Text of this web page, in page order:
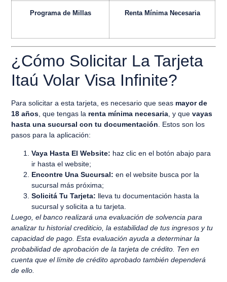
Programa de Millas Renta Mínima Necesaria
¿Cómo Solicitar La Tarjeta
Itaú Volar Visa Infinite?
Para solicitar a esta tarjeta, es necesario que seas mayor de
18 años , que tengas la renta mínima necesaria , y quevayas
hasta una sucursal con tu documentación . Estos son los
pasos para la aplicación:
Vaya Hasta El Website: haz clic en el botón abajo para
ir hasta el website;
Encontre Una Sucursal: en el website busca por la
sucursal más próxima;
Solicitá Tu Tarjeta: lleva tu documentación hasta la
sucursal y solicita a tu tarjeta.
Luego, el banco realizará una evaluación de solvencia para
analizar tu historial crediticio, la estabilidad de tus ingresos y tu
capacidad de pago. Esta evaluación ayuda a determinar la
probabilidad de aprobación de la tarjeta de crédito. Ten en
cuenta que el límite de crédito aprobado también dependerá
de ello.